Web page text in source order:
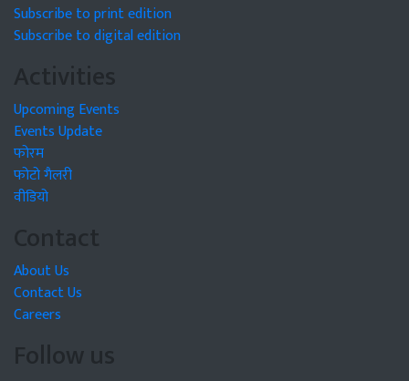
Subscribe to print edition
Subscribe to digital edition
Activities
Upcoming Events
Events Update
फोरम
फोटो गैलरी
वीडियो
Contact
About Us
Contact Us
Careers
Follow us